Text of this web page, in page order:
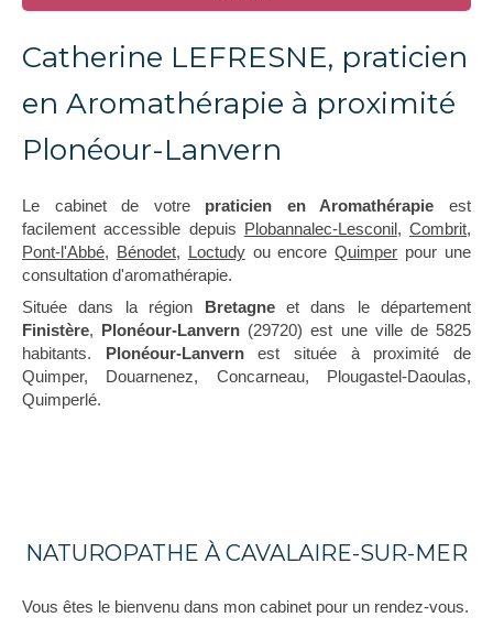
Catherine LEFRESNE, praticien
en Aromathérapie à proximité
Plonéour-Lanvern
Le cabinet de votre praticien en Aromathérapie est
facilement accessible depuis Plobannalec-Lesconil, Combrit,
Pont-l'Abbé, Bénodet, Loctudyou encoreQuimper pour une
consultation d'aromathérapie.
Située dans la région Bretagneet dans le département
Finistère, Plonéour-Lanvern (29720) est une ville de 5825
habitants. Plonéour-Lanvernest située à proximité de
Quimper, Douarnenez, Concarneau, Plougastel-Daoulas,
Quimperlé.
NATUROPATHE À CAVALAIRE-SUR-MER
Vous êtes le bienvenu dans mon cabinet pour un rendez-vous.